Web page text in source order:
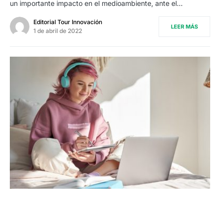
un importante impacto en el medioambiente, ante el…
Editorial Tour Innovación
1 de abril de 2022
LEER MÁS